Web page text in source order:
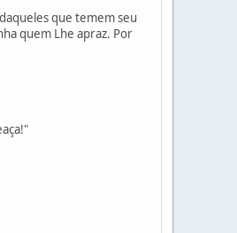
que temem seu
quem Lhe apraz. Por